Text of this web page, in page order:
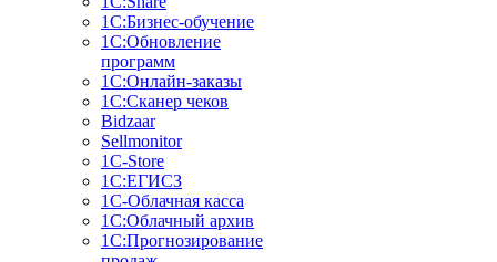
1С:Бизнес-обучение
1С:Обновление
программ
1С:Онлайн-заказы
1С:Сканер чеков
Bidzaar
Sellmonitor
1C-Store
1С:ЕГИСЗ
1С-Облачная касса
1С:Облачный архив
1С:Прогнозирование